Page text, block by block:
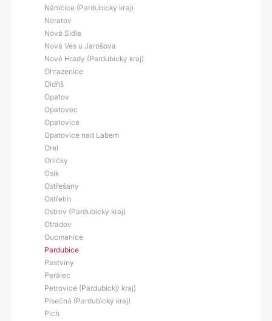
Němčice (Pardubický kraj)
Neratov
Nová Sídla
Nová Ves u Jarošova
Nové Hrady (Pardubický kraj)
Ohrazenice
Oldřiš
Opatov
Opatovec
Opatovice
Opatovice nad Labem
Orel
Orličky
Osík
Ostřešany
Ostřetín
Ostrov (Pardubický kraj)
Otradov
Oucmanice
Pardubice
Pastviny
Perálec
Petrovice (Pardubický kraj)
Písečná (Pardubický kraj)
Plch